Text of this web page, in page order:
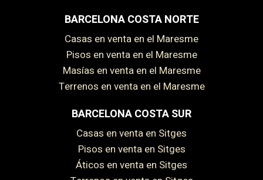
BARCELONA COSTA NORTE
Casas en venta en el Maresme
Pisos en venta en el Maresme
Masías en venta en el Maresme
Terrenos en venta en el Maresme
BARCELONA COSTA SUR
Casas en venta en Sitges
Pisos en venta en Sitges
Áticos en venta en Sitges